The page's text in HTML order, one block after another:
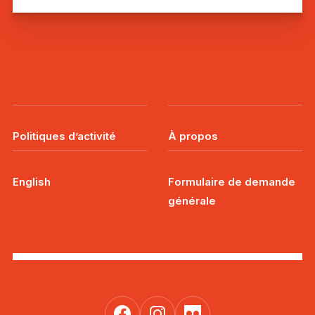
Politiques d’activité À propos
English
Formulaire de demande
générale